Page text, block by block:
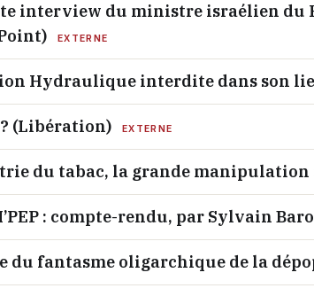
interview du ministre israélien du
EXTERNE
Hydraulique interdite dans son
(Libération) EXTERNE
du tabac, la grande manipulation
: compte-rendu, par Sylvain
du fantasme oligarchique de la